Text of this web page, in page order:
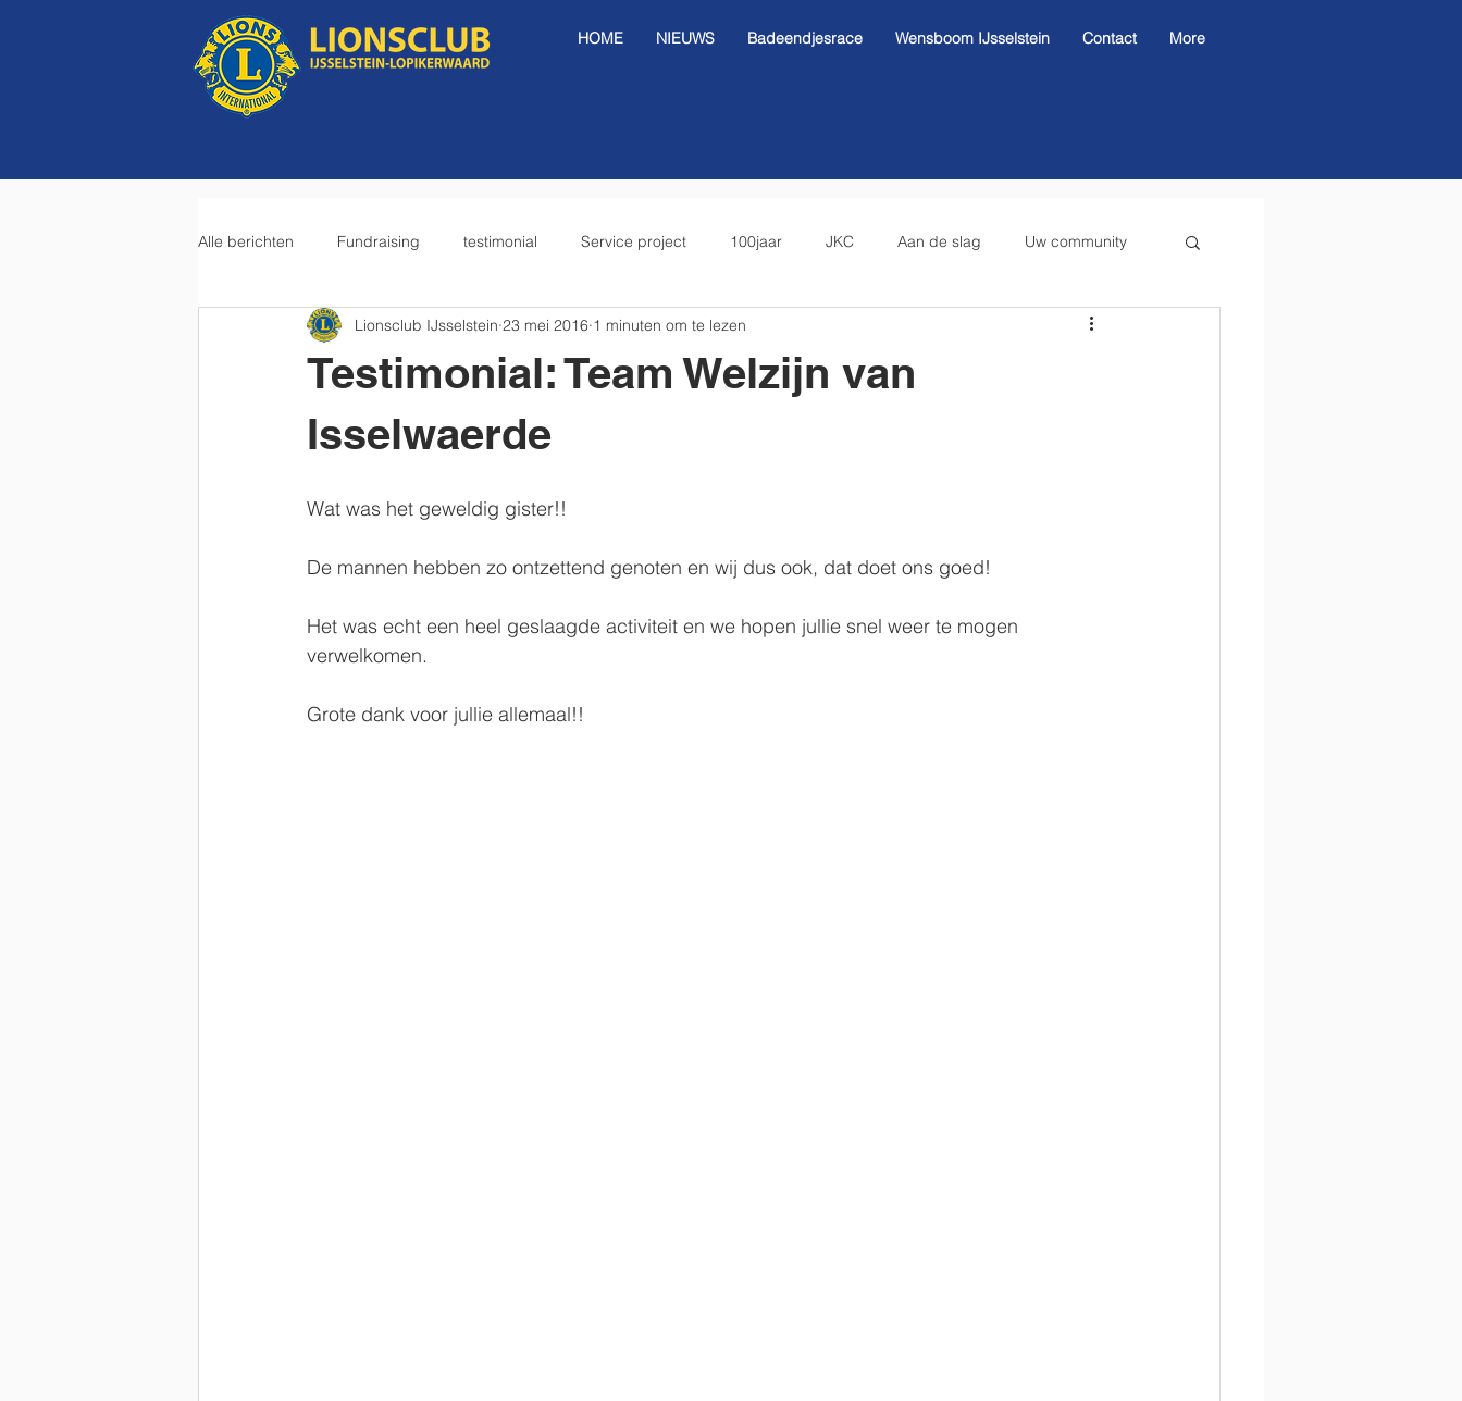
HOME NIEUWS Badeendjesrace Wensboom IJsselstein Contact More
Alle berichten Fundraising testimonial Service project 100jaar JKC Aan de slag Uw community
Testimonial: Team Welzijn van
Isselwaerde
Lionsclub IJsselstein 23 mei 2016 1 minuten om te lezen
Wat was het geweldig gister!!
De mannen hebben zo ontzettend genoten en wij dus ook, dat doet ons goed!
Het was echt een heel geslaagde activiteit en we hopen jullie snel weer te mogen
verwelkomen.
Grote dank voor jullie allemaal!!